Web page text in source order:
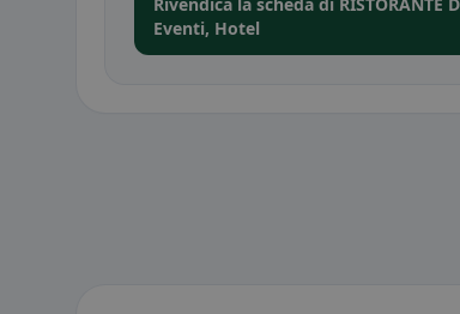
Eventi, Hotel